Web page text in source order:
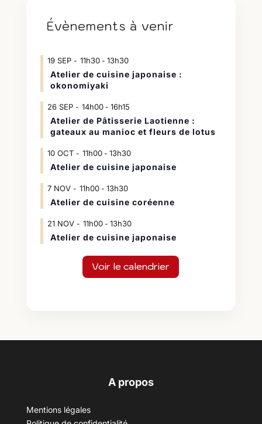
Évènements à venir
19 SEP 11h30- 13h30
Atelier de cuisine japonaise :
okonomiyaki
26 SEP 14h00- 16h15
Atelier de Pâtisserie Laotienne :
gateaux au manioc et fleurs de lotus
10 OCT 11h00- 13h30
Atelier de cuisine japonaise
7 NOV 11h00- 13h30
Atelier de cuisine coréenne
21 NOV 11h00- 13h30
Atelier de cuisine japonaise
Voir le calendrier
A propos
Mentions légales